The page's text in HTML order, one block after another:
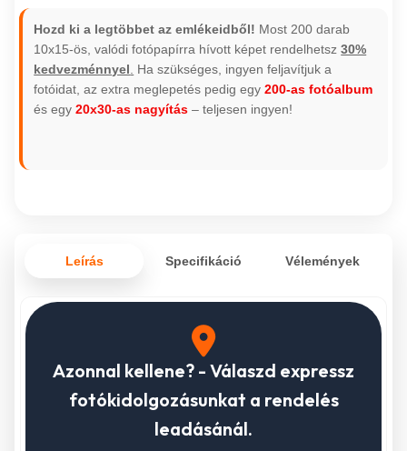
Hozd ki a legtöbbet az emlékeidből! Most 200 darab
10x15-ös, valódi fotópapírra hívott képet rendelhetsz30%
kedvezménnyel
Ha szükséges, ingyen feljavítjuk a
fotóidat, az extra meglepetés pedig egy200-as fotóalbum
és egy20x30-as nagyítás – teljesen ingyen!
Leírás Specifikáció Vélemények
Azonnal kellene? - Válaszd expressz
fotókidolgozásunkat a rendelés
leadásánál.